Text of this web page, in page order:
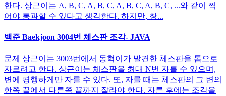
한다. 상근이는 A, B, C, A, B, C, A, B, C, A, B, C, ...와 같이 찍
어야 통과할 수 있다고 생각한다. 하지만, 창...
백준 Baekjoon 3004번 체스판 조각- JAVA
문제 상근이는 3003번에서 동혁이가 발견한 체스판을 톱으로
자르려고 한다. 상근이는 체스판을 최대 N번 자를 수 있으며,
변에 평행하게만 자를 수 있다. 또, 자를 때는 체스판의 그 변의
한쪽 끝에서 다른쪽 끝까지 잘라야 한다. 자른 후에는 조각을